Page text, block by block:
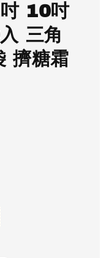
10吋
三角
擠糖霜